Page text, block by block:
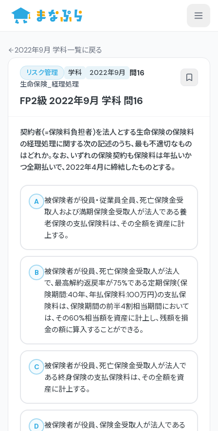
2022年9月 学科一覧に戻る
リスク管理 学科 2022年9月 問16
生命保険_経理処理
FP2級 2022年9月 学科 問16
契約者(=保険料負担者)を法人とする生命保険の保険料
の経理処理に関する次の記述のうち、最も不適切なもの
はどれか。なお、いずれの保険契約も保険料は年払いか
つ全期払いで、2022年4月に締結したものとする。
A
被保険者が役員・従業員全員、死亡保険金受
取人および満期保険金受取人が法人である養
老保険の支払保険料は、その全額を資産に計
上する。
B
被保険者が役員、死亡保険金受取人が法人
で、最高解約返戻率が75%である定期保険(保
険期間:40年、年払保険料:100万円)の支払保
険料は、保険期間の前半4割相当期間において
は、その60%相当額を資産に計上し、残額を損
金の額に算入することができる。
C
被保険者が役員、死亡保険金受取人が法人で
ある終身保険の支払保険料は、その全額を資
産に計上する。
D
被保険者が役員、保険金受取人が法人である